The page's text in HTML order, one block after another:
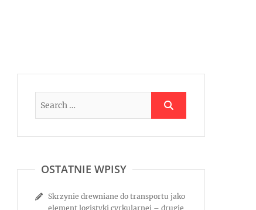
OSTATNIE WPISY
Skrzynie drewniane do transportu jako
element logistyki cyrkularnej – drugie